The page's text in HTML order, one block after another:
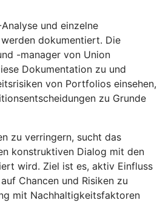
und einzelne
dokumentiert. Die
-manager von Union
Dokumentation zu und
von Portfolios einsehen,
zu Grunde
zu verringern, sucht das
konstruktiven Dialog mit den
wird. Ziel ist es, aktiv Einfluss
Chancen und Risiken zu
mit Nachhaltigkeitsfaktoren